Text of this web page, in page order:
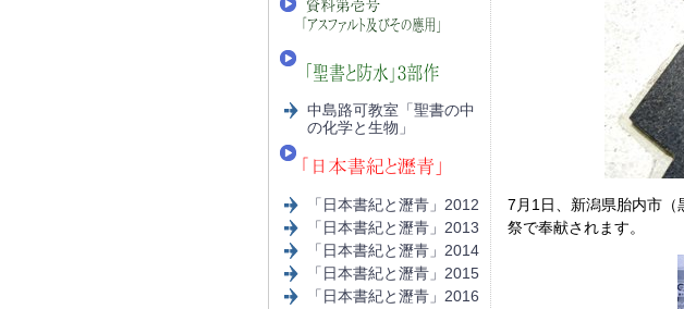
7月1日、新潟県胎内市（
祭で奉献されます。
中島路可教室「聖書の中
の化学と生物」
「日本書紀と瀝青」2012
「日本書紀と瀝青」2013
「日本書紀と瀝青」2014
「日本書紀と瀝青」2015
「日本書紀と瀝青」2016